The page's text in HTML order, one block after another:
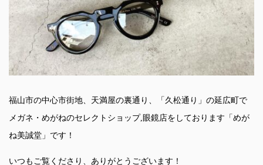
福山市の中心市街地、天満屋の裏通り、「久松通り」の延広町で
メガネ・めがねのセレクトショップ,眼鏡店をしております「めが
ね美誠堂」です！
いつもご覧くださり、ありがとうございます！